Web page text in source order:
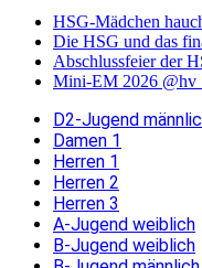
HSG-Mädchen
Die HSG und das
Abschlussfeier der
Mini-EM 2026
D2-Jugend
Damen 1
Herren 1
Herren 2
Herren 3
A-Jugend weiblich
B-Jugend weiblich